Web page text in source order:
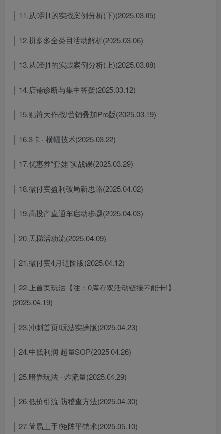
│ 11.从0到1的实战案例分析(下)(2025.03.05)
│ 12.拼多多全类目活动解析(2025.03.06)
│ 13.从0到1的实战案例分析(上)(2025.03.08)
│ 14.店铺诊断与集中答疑(2025.03.12)
│ 15.贴符大作战!营销叠加Pro版(2025.03.19)
│ 16.3卡 · 横幅技术(2025.03.22)
│ 17.优惠券“套娃”实战课(2025.03.29)
│ 18.微付费盈利破局新思路(2025.04.02)
│ 19.高投产直通车启动步骤(2025.04.03)
│ 20.天梯活动流(2025.04.09)
│ 21.微付费4月进阶版(2025.04.12)
│ 22.上首页玩法【注：0库存双活动链接不能卡!】
(2025.04.19)
│ 23.冲刺首页!玩法实操版(2025.04.23)
│ 24.中低利润 起量SOP(2025.04.26)
│ 25.暗券玩法 · 炸流量(2025.04.29)
│ 26.低价引流 防稽查方法(2025.04.30)
│ 27.简易上手!矩阵平销术(2025.05.10)